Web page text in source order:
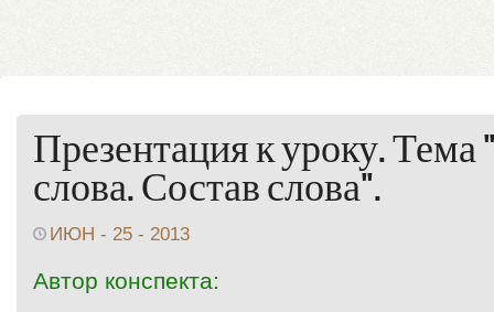
Презентация к уроку.
слова. Состав слова".
ИЮН - 25 - 2013
Автор конспекта: